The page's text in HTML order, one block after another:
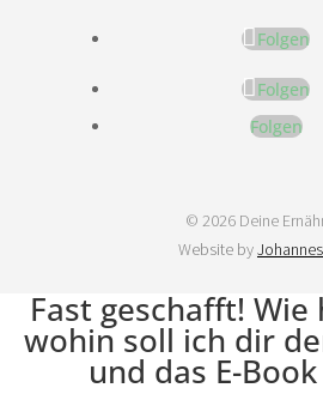
Folgen
Folgen
Folgen
© 2026 Deine
Website by
Fast geschafft!
wohin soll ich dir
und das E-